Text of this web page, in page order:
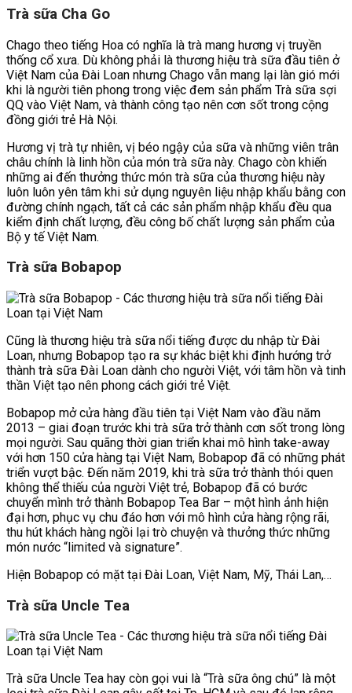
Trà sữa Cha Go
Chago theo tiếng Hoa có nghĩa là trà mang hương vị truyền
thống cổ xưa. Dù không phải là thương hiệu trà sữa đầu tiên ở
Việt Nam của Đài Loan nhưng Chago vẫn mang lại làn gió mới
khi là người tiên phong trong việc đem sản phẩm Trà sữa sợi
QQ vào Việt Nam, và thành công tạo nên cơn sốt trong cộng
đồng giới trẻ Hà Nội.
Hương vị trà tự nhiên, vị béo ngậy của sữa và những viên trân
châu chính là linh hồn của món trà sữa này. Chago còn khiến
những ai đến thưởng thức món trà sữa của thương hiệu này
luôn luôn yên tâm khi sử dụng nguyên liệu nhập khẩu bằng con
đường chính ngạch, tất cả các sản phẩm nhập khẩu đều qua
kiểm định chất lượng, đều công bố chất lượng sản phẩm của
Bộ y tế Việt Nam.
Trà sữa Bobapop
Cũng là thương hiệu trà sữa nổi tiếng được du nhập từ Đài
Loan, nhưng Bobapop tạo ra sự khác biệt khi định hướng trở
thành trà sữa Đài Loan dành cho người Việt, với tâm hồn và tinh
thần Việt tạo nên phong cách giới trẻ Việt.
Bobapop mở cửa hàng đầu tiên tại Việt Nam vào đầu năm
2013 – giai đoạn trước khi trà sữa trở thành cơn sốt trong lòng
mọi người. Sau quãng thời gian triển khai mô hình take-away
với hơn 150 cửa hàng tại Việt Nam, Bobapop đã có những phát
triển vượt bậc. Đến năm 2019, khi trà sữa trở thành thói quen
không thể thiếu của người Việt trẻ, Bobapop đã có bước
chuyển mình trở thành Bobapop Tea Bar – một hình ảnh hiện
đại hơn, phục vụ chu đáo hơn với mô hình cửa hàng rộng rãi,
thu hút khách hàng ngồi lại trò chuyện và thưởng thức những
món nước “limited và signature”.
Hiện Bobapop có mặt tại Đài Loan, Việt Nam, Mỹ, Thái Lan,…
Trà sữa Uncle Tea
Trà sữa Uncle Tea hay còn gọi vui là “Trà sữa ông chú” là một